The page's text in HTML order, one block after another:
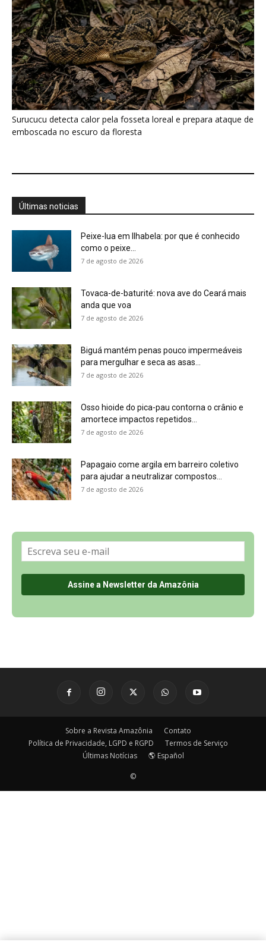
Surucucu detecta calor pela fosseta loreal e prepara ataque de
emboscada no escuro da floresta
Últimas noticias
Peixe-lua em Ilhabela: por que é conhecido
como o peixe...
7 de agosto de 2026
Tovaca-de-baturité: nova ave do Ceará mais
anda que voa
7 de agosto de 2026
Biguá mantém penas pouco impermeáveis
para mergulhar e seca as asas...
7 de agosto de 2026
Osso hioide do pica-pau contorna o crânio e
amortece impactos repetidos...
7 de agosto de 2026
Papagaio come argila em barreiro coletivo
para ajudar a neutralizar compostos...
7 de agosto de 2026
Sobre a Revista Amazônia
Contato
Política de Privacidade, LGPD e RGPD
Termos de Serviço
Últimas Notícias
🌎 Español
©